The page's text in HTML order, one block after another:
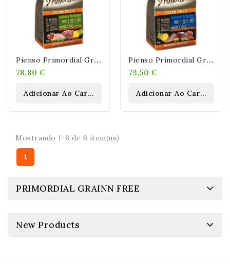
P
Ienso Primordial Grain Free Ciervo Y Pavo
78,80 €
Adicionar Ao Carrinho
P
Ienso Primordial Grain Free Cordero Y Atún
73,50 €
Adicionar Ao Carrinho
Mostrando 1-6 de 6 item(ns)
1
PRIMORDIAL GRAINN FREE
New Products